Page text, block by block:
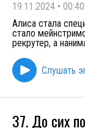
19.11.2024 •
Алиса стала
стало
рекрутер, а
Слушать
37. До сих